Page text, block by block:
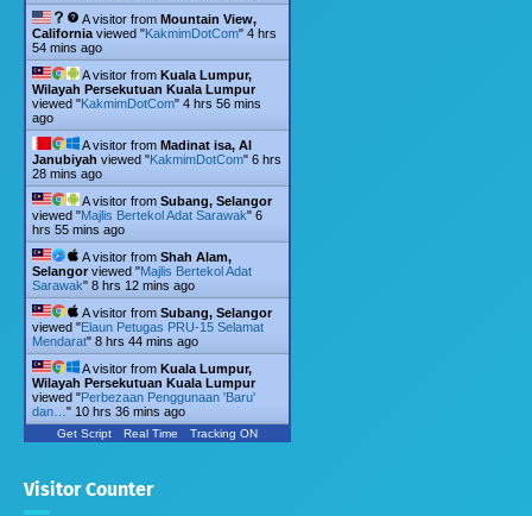
A visitor from Mountain View,
California viewed "KakmimDotCom" 4 hrs
54 mins ago
A visitor from Kuala Lumpur,
Wilayah Persekutuan Kuala Lumpur
viewed "KakmimDotCom" 4 hrs 56 mins
ago
A visitor from Madinat isa, Al
Janubiyah viewed "KakmimDotCom" 6 hrs
28 mins ago
A visitor from Subang, Selangor
viewed "Majlis Bertekol Adat Sarawak" 6
hrs 55 mins ago
A visitor from Shah Alam,
Selangorviewed "Majlis Bertekol Adat
Sarawak" 8 hrs 12 mins ago
A visitor from Subang, Selangor
viewed "Elaun Petugas PRU-15 Selamat
Mendarat" 8 hrs 44 mins ago
A visitor from Kuala Lumpur,
Wilayah Persekutuan Kuala Lumpur
viewed "Perbezaan Penggunaan 'Baru'
dan… " 10 hrs 36 mins ago
Get Script Real Time Tracking ON
Visitor Counter